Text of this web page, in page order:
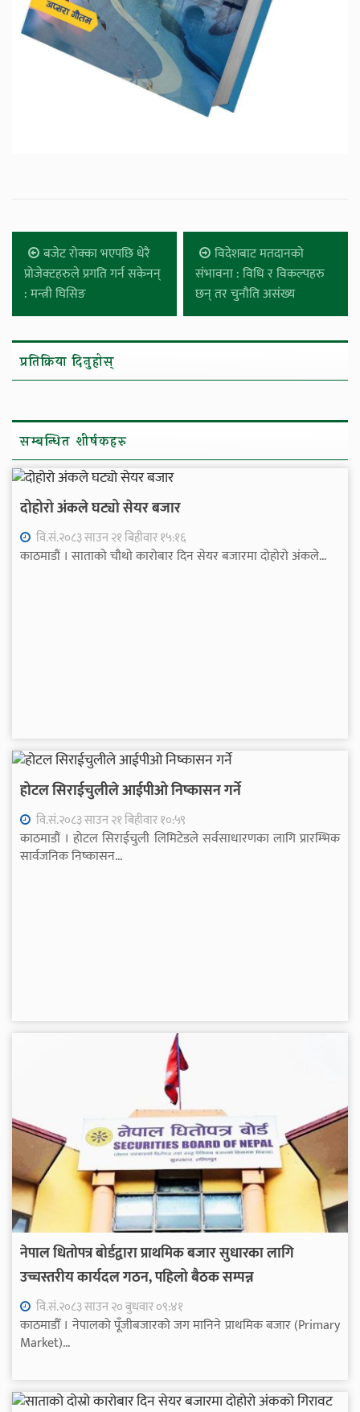
बजेट रोक्का भएपछि धेरै
प्रोजेक्टहरुले प्रगति गर्न सकेनन्
: मन्त्री घिसिङ
विदेशबाट मतदानको
संभावना : विधि र विकल्पहरु
छन् तर चुनौति असंख्य
प्रतिक्रिया दिनुहोस्
सम्बन्धित शीर्षकहरु
दोहोरो अंकले घट्यो सेयर बजार
वि.सं.२०८३ साउन २१ बिहीवार १५:१६
काठमाडौं । साताको चौथो कारोबार दिन सेयर बजारमा दोहोरो अंकले...
होटल सिराईचुलीले आईपीओ निष्कासन गर्ने
वि.सं.२०८३ साउन २१ बिहीवार १०:५९
काठमाडौं । होटल सिराईचुली लिमिटेडले सर्वसाधारणका लागि प्रारम्भिक
सार्वजनिक निष्कासन...
नेपाल धितोपत्र बोर्डद्वारा प्राथमिक बजार सुधारका लागि
उच्चस्तरीय कार्यदल गठन, पहिलो बैठक सम्पन्न
वि.सं.२०८३ साउन २० बुधवार ०९:४१
काठमाडौँ । नेपालको पूँजीबजारको जग मानिने प्राथमिक बजार (Primary
Market)...